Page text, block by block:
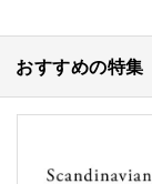
おすすめの特集